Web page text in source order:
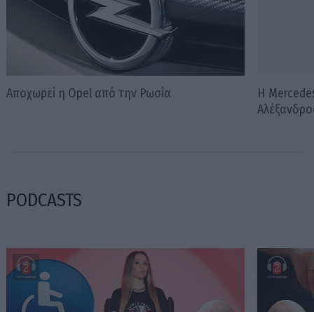
Αποχωρεί η Opel από την Ρωσία
Η
PODCASTS